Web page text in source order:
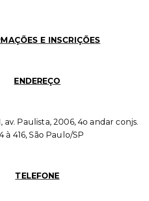
E INSCRIÇÕES
ENDEREÇO
av. Paulista, 2006, 4o andar conjs.
à 416, São Paulo/SP
TELEFONE